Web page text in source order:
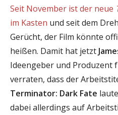
Seit November ist der neue
im Kasten und seit dem
Gerücht, der Film könnte
heißen. Damit hat jetzt
Ideengeber und
verraten, dass der
Terminator: Dark Fate
dabei allerdings auf